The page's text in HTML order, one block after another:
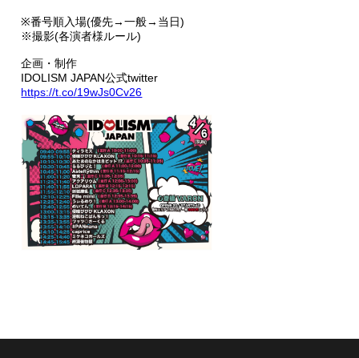
※番号順入場(優先→一般→当日)
※撮影(各演者様ルール)
企画・制作
IDOLISM JAPAN公式twitter
https://t.co/19wJs0Cv26